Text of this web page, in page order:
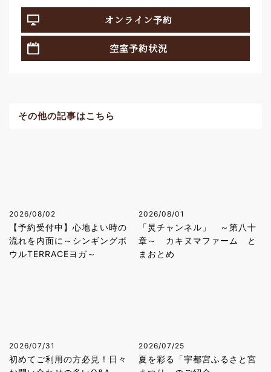
オンライン予約
空室予約状況
その他の記事はこちら
2026/08/02
【予約受付中】心地よい時の
流れを内面に～シンギングボ
ウルTERRACEヨガ～
2026/08/01
「炅チャンネル」 ～第八十
章～ カキヌマファーム と
まおとめ
2026/07/31
初めてご利用の方必見！日々
2026/07/25
夏を彩る「宇都宮ふるさと宮